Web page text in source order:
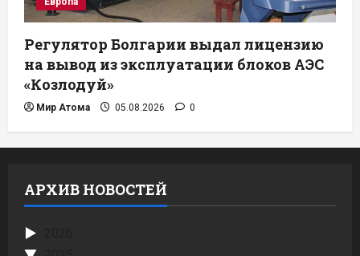
Регулятор Болгарии выдал лицензию
на вывод из эксплуатации блоков АЭС
«Козлодуй»
Мир Атома 05.08.2026 0
АРХИВ НОВОСТЕЙ